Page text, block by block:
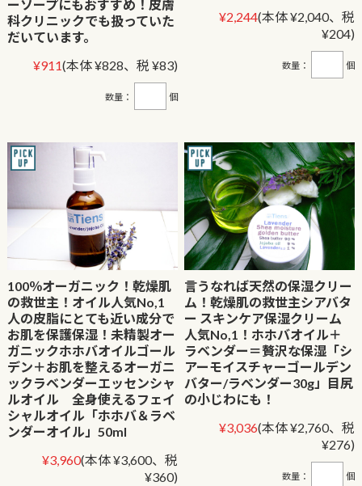
ーソープにもおすすめ！皮膚
科クリニックでも扱っていた
だいています。
¥911(本体 ¥828、税 ¥83)
数量： 個
¥2,244(本体 ¥2,040、税
¥204)
数量： 個
100％オーガニック！乾燥肌
の救世主！オイル人気No,1
人の皮脂にとても近い成分で
お肌を保護保湿！未精製オー
ガニックホホバオイルゴール
デン＋お肌を整えるオーガニ
ックラベンダーエッセンシャ
ルオイル 全身使えるフェイ
シャルオイル「ホホバ＆ラベ
ンダーオイル」50ml
¥3,960(本体 ¥3,600、税
¥360)
言うなれば天然の保湿クリー
ム！乾燥肌の救世主シアバタ
ー スキンケア保湿クリーム
人気No,1！ホホバオイル＋
ラベンダー＝贅沢な保湿「シ
アーモイスチャーゴールデン
バター/ラベンダー30g」目尻
の小じわにも！
¥3,036(本体 ¥2,760、税
¥276)
数量： 個